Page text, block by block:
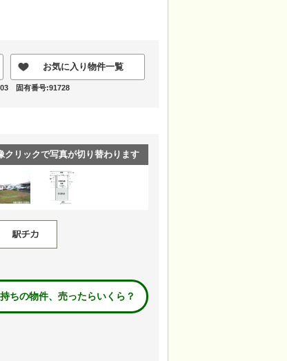
お気に入り物件一覧
固有番号:91728
クリックで写真が切り替わります
ちの物件、売ったらいくら？